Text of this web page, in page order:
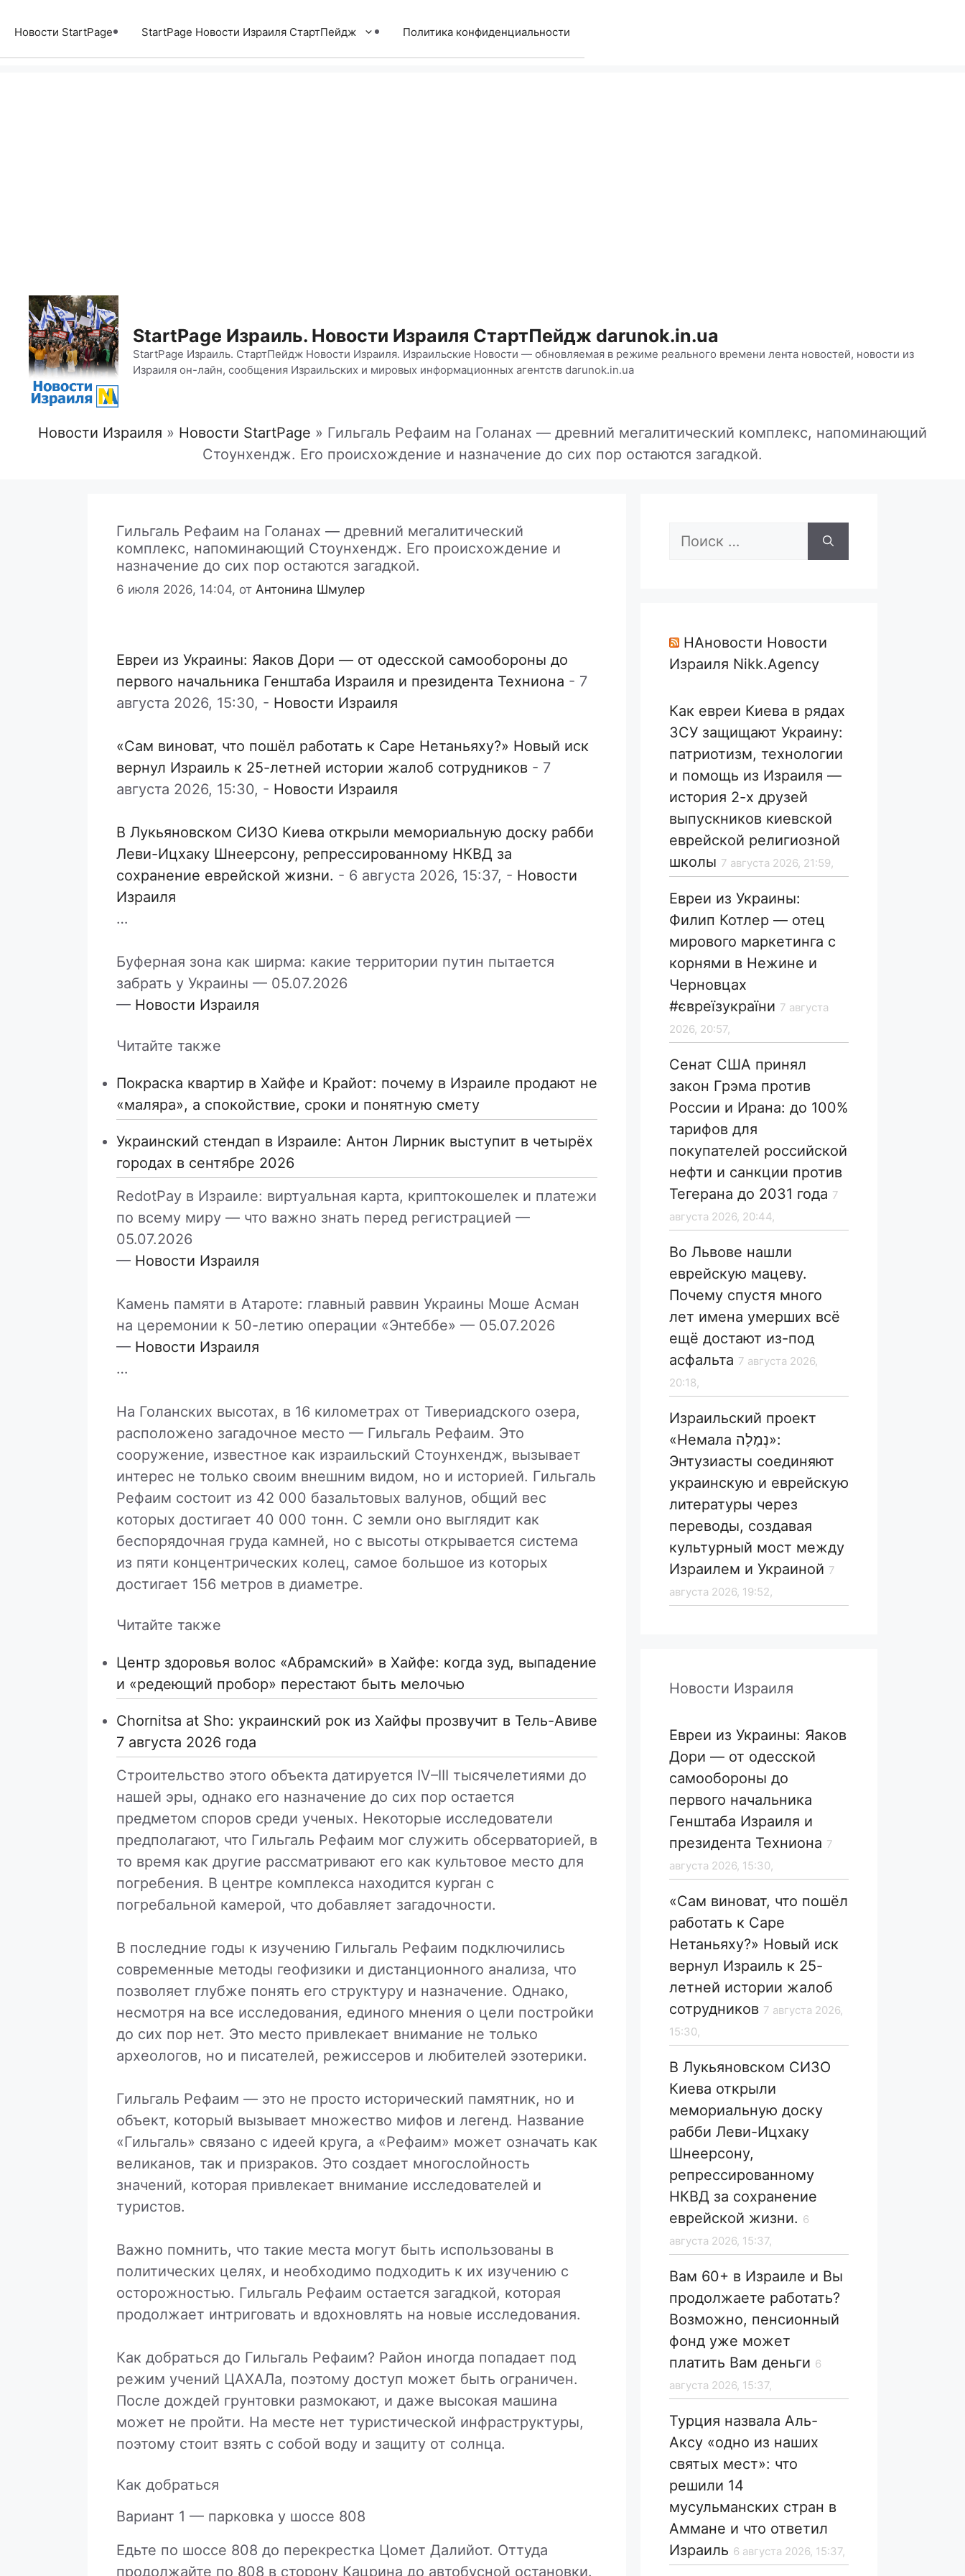
содержимому
Новости StartPage StartPage Новости Израиля СтартПейдж Политика конфиденциальности
StartPage Израиль. Новости Израиля СтартПейдж darunok.in.ua
StartPage Израиль. СтартПейдж Новости Израиля. Израильские Новости — обновляемая в режиме реального времени лента новостей, новости из
Израиля он-лайн, сообщения Израильских и мировых информационных агентств darunok.in.ua
Новости Израиля » Новости StartPage » Гильгаль Рефаим на Голанах — древний мегалитический комплекс, напоминающий
Стоунхендж. Его происхождение и назначение до сих пор остаются загадкой.
Гильгаль Рефаим на Голанах — древний мегалитический
комплекс, напоминающий Стоунхендж. Его происхождение и
назначение до сих пор остаются загадкой.
6 июля 2026, 14:04, от Антонина Шмулер
Евреи из Украины: Яаков Дори — от одесской самообороны до
первого начальника Генштаба Израиля и президента Техниона - 7
августа 2026, 15:30, - Новости Израиля
«Сам виноват, что пошёл работать к Саре Нетаньяху?» Новый иск
вернул Израиль к 25-летней истории жалоб сотрудников - 7
августа 2026, 15:30, - Новости Израиля
В Лукьяновском СИЗО Киева открыли мемориальную доску рабби
Леви-Ицхаку Шнеерсону, репрессированному НКВД за
сохранение еврейской жизни. - 6 августа 2026, 15:37, - Новости
Израиля
…
Буферная зона как ширма: какие территории путин пытается
забрать у Украины — 05.07.2026
— Новости Израиля
Читайте также
Покраска квартир в Хайфе и Крайот: почему в Израиле продают не
«маляра», а спокойствие, сроки и понятную смету
Украинский стендап в Израиле: Антон Лирник выступит в четырёх
городах в сентябре 2026
RedotPay в Израиле: виртуальная карта, криптокошелек и платежи
по всему миру — что важно знать перед регистрацией —
05.07.2026
— Новости Израиля
Камень памяти в Атароте: главный раввин Украины Моше Асман
на церемонии к 50-летию операции «Энтеббе» — 05.07.2026
— Новости Израиля
…
На Голанских высотах, в 16 километрах от Тивериадского озера,
расположено загадочное место — Гильгаль Рефаим. Это
сооружение, известное как израильский Стоунхендж, вызывает
интерес не только своим внешним видом, но и историей. Гильгаль
Рефаим состоит из 42 000 базальтовых валунов, общий вес
которых достигает 40 000 тонн. С земли оно выглядит как
беспорядочная груда камней, но с высоты открывается система
из пяти концентрических колец, самое большое из которых
достигает 156 метров в диаметре.
Читайте также
Центр здоровья волос «Абрaмский» в Хайфе: когда зуд, выпадение
и «редеющий пробор» перестают быть мелочью
Chornitsa at Sho: украинский рок из Хайфы прозвучит в Тель-Авиве
7 августа 2026 года
Строительство этого объекта датируется IV–III тысячелетиями до
нашей эры, однако его назначение до сих пор остается
предметом споров среди ученых. Некоторые исследователи
предполагают, что Гильгаль Рефаим мог служить обсерваторией, в
то время как другие рассматривают его как культовое место для
погребения. В центре комплекса находится курган с
погребальной камерой, что добавляет загадочности.
В последние годы к изучению Гильгаль Рефаим подключились
современные методы геофизики и дистанционного анализа, что
позволяет глубже понять его структуру и назначение. Однако,
несмотря на все исследования, единого мнения о цели постройки
до сих пор нет. Это место привлекает внимание не только
археологов, но и писателей, режиссеров и любителей эзотерики.
Гильгаль Рефаим — это не просто исторический памятник, но и
объект, который вызывает множество мифов и легенд. Название
«Гильгаль» связано с идеей круга, а «Рефаим» может означать как
великанов, так и призраков. Это создает многослойность
значений, которая привлекает внимание исследователей и
туристов.
Важно помнить, что такие места могут быть использованы в
политических целях, и необходимо подходить к их изучению с
осторожностью. Гильгаль Рефаим остается загадкой, которая
продолжает интриговать и вдохновлять на новые исследования.
Как добраться до Гильгаль Рефаим? Район иногда попадает под
режим учений ЦАХАЛа, поэтому доступ может быть ограничен.
После дождей грунтовки размокают, и даже высокая машина
может не пройти. На месте нет туристической инфраструктуры,
поэтому стоит взять с собой воду и защиту от солнца.
Как добраться
Вариант 1 — парковка у шоссе 808
Едьте по шоссе 808 до перекрестка Цомет Далийот. Оттуда
продолжайте по 808 в сторону Кацрина до автобусной остановки.
Поиск:
НАновости Новости
Израиля Nikk.Agency
Как евреи Киева в рядах
ЗСУ защищают Украину:
патриотизм, технологии
и помощь из Израиля —
история 2-х друзей
выпускников киевской
еврейской религиозной
школы 7 августа 2026, 21:59,
Евреи из Украины:
Филип Котлер — отец
мирового маркетинга с
корнями в Нежине и
Черновцах
#євреїзукраїни 7 августа
2026, 20:57,
Сенат США принял
закон Грэма против
России и Ирана: до 100%
тарифов для
покупателей российской
нефти и санкции против
Тегерана до 2031 года 7
августа 2026, 20:44,
Во Львове нашли
еврейскую мацеву.
Почему спустя много
лет имена умерших всё
ещё достают из-под
асфальта 7 августа 2026,
20:18,
Израильский проект
«Немала נְמָלָה»:
Энтузиасты соединяют
украинскую и еврейскую
литературы через
переводы, создавая
культурный мост между
Израилем и Украиной 7
августа 2026, 19:52,
Новости Израиля
Евреи из Украины: Яаков
Дори — от одесской
самообороны до
первого начальника
Генштаба Израиля и
президента Техниона 7
августа 2026, 15:30,
«Сам виноват, что пошёл
работать к Саре
Нетаньяху?» Новый иск
вернул Израиль к 25-
летней истории жалоб
сотрудников 7 августа 2026,
15:30,
В Лукьяновском СИЗО
Киева открыли
мемориальную доску
рабби Леви-Ицхаку
Шнеерсону,
репрессированному
НКВД за сохранение
еврейской жизни. 6
августа 2026, 15:37,
Вам 60+ в Израиле и Вы
продолжаете работать?
Возможно, пенсионный
фонд уже может
платить Вам деньги 6
августа 2026, 15:37,
Турция назвала Аль-
Аксу «одно из наших
святых мест»: что
решили 14
мусульманских стран в
Аммане и что ответил
Израиль 6 августа 2026, 15:37,